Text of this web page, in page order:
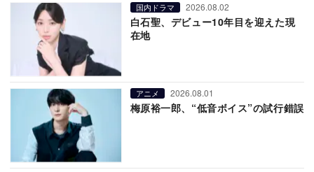
国内ドラマ 2026.08.02
白石聖、デビュー10年目を迎えた現
在地
アニメ 2026.08.01
梅原裕一郎、“低音ボイス”の試行錯誤